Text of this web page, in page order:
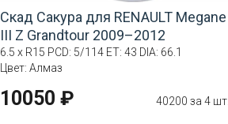
Скад Сакура для RENAULT Megane
III Z Grandtour 2009–2012
6.5 x R15 PCD: 5/114 ET: 43 DIA: 66.1
Цвет: Алмаз
10050 ₽ 40200 за 4 шт.